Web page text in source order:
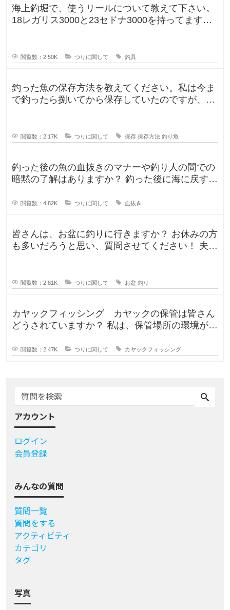
海上釣堀で、使うリールについて教えて下さい。
18レガリス3000と23セドナ3000を持ってます。
閲覧数：2.50K つりに関して 釣具
釣った魚の保存方法を教えてください。私は今ま
で釣ったら捌いてから保存していたのですが、人
閲覧数：2.17K つりに関して 保存 保存方法 釣り魚
釣った後の魚の血抜きのマナーや釣り人の間での
暗黙の了解はありますか？ 釣った後に海に戻す
閲覧数：4.82K つりに関して 血抜き
皆さんは、お盆に釣りに行きますか？ お休みの方
も多いだろうと思い、質問させてください！ 夫曰
閲覧数：2.81K つりに関して お盆 釣り
カヤックフィッシング カヤックの保管は皆さん
どうされていますか？ 私は、保管場所の環境が大
閲覧数：2.47K つりに関して カヤックフィッシング
アカウント
ログイン
会員登録
みんなの質問
質問一覧
質問をする
アクティビティ
カテゴリ
タグ
写真